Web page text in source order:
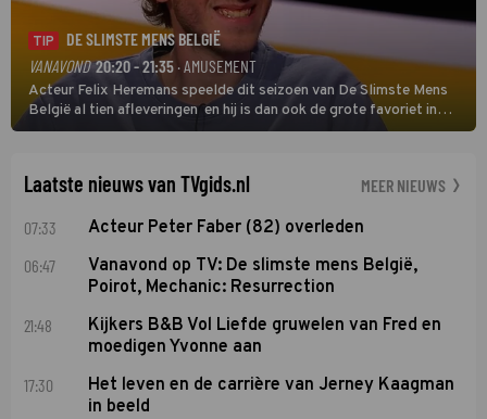
TIP
DE SLIMSTE MENS BELGIË
VANAVOND 20:20 - 21:35· AMUSEMENT
Acteur Felix Heremans speelde dit seizoen van De Slimste Mens
België al tien afleveringen en hij is dan ook de grote favoriet in
deze seizoensfinale. En er is Nederlandse inbreng, want komiek
Laatste nieuws van TVgids.nl MEER NIEUWS
07:33 Acteur Peter Faber (82) overleden
06:47
Vanavond op TV: De slimste mens België,
Poirot, Mechanic: Resurrection
21:48
Kijkers B&B Vol Liefde gruwelen van Fred en
moedigen Yvonne aan
17:30
Het leven en de carrière van Jerney Kaagman
in beeld